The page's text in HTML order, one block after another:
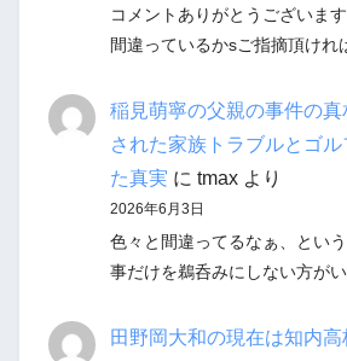
コメントありがとうございま
間違っているかsご指摘頂けれ
稲見萌寧の父親の事件の
された家族トラブルとゴ
た真実 に tmaxより
2026年6月3日
色々と間違ってるなぁ、とい
事だけを鵜呑みにしない方が
田野岡大和の現在は知内